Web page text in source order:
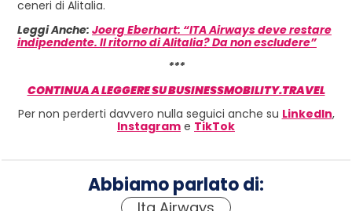
ceneri di Alitalia.
Leggi Anche: Joerg Eberhart: “ITA Airways deve restare
indipendente. Il ritorno di Alitalia? Da non escludere”
***
CONTINUA A LEGGERE SU BUSINESSMOBILITY.TRAVEL
Per non perderti davvero nulla seguici anche su LinkedIn,
Instagram e TikTok
Abbiamo parlato di: